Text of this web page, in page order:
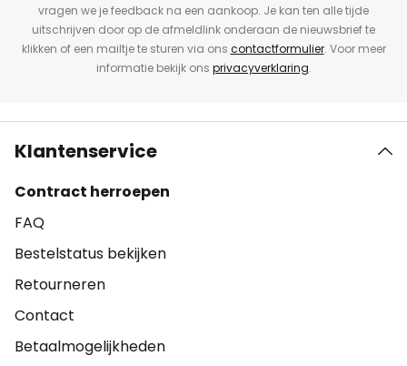
vragen we je feedback na een aankoop. Je kan ten alle tijde
uitschrijven door op de afmeldlink onderaan de nieuwsbrief te
klikken of een mailtje te sturen via ons contactformulier. Voor meer
informatie bekijk ons privacyverklaring.
Klantenservice
Contract herroepen
FAQ
Bestelstatus bekijken
Retourneren
Contact
Betaalmogelijkheden